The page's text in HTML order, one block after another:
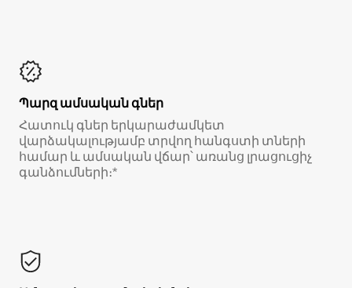
Պարզ ամսական գներ
Հատուկ գներ երկարաժամկետ
վարձակալությամբ տրվող հանգստի տների
համար և ամսական վճար՝ առանց լրացուցիչ
գանձումների։*